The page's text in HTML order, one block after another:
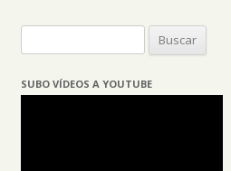
SUBO VÍDEOS A YOUTUBE